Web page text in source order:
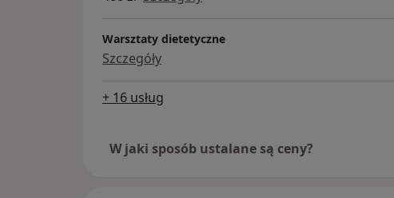
Warsztaty dietetyczne
Szczegóły
+ 16 usług
W jaki sposób ustalane są ceny?